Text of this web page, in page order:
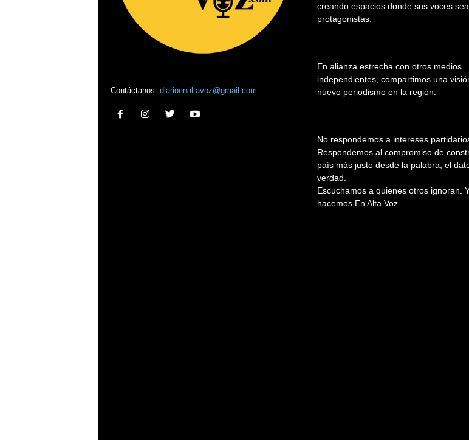
Contáctanos: diarioenaltavoz@gmail.com
creando espacios donde sus voces
protagonistas.
En alianza estrecha con otros medios
independientes, compartimos una
nuevo periodismo en la región.
No respondemos a intereses
Respondemos al compromiso de
país más justo desde la palabra, el
verdad.
Escuchamos a quienes otros ignoran.
hacemos En Alta Voz.